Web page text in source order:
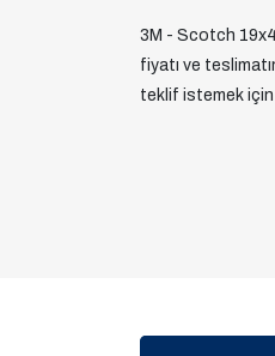
3M - Scotch
fiyatı ve
teklif istemek için